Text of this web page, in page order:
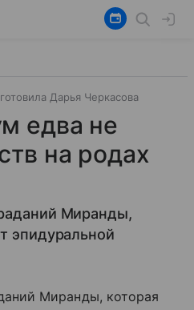
Дарья Черкасова
едва не
на родах
Миранды,
эпидуральной
Миранды, которая